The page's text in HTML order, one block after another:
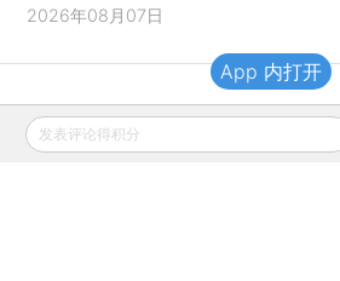
2026年08月07日
财新移动
发表评论得积分
App 内打开